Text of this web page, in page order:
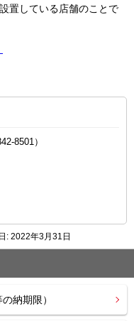
置している店舗のことで
8501）
: 2022年3月31日
納期限）